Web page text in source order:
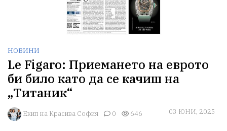
НОВИНИ
Le Figaro: Приемането на еврото
би било като да се качиш на
„Титаник“
Екип на Красива София 0 646 03 ЮНИ, 2025